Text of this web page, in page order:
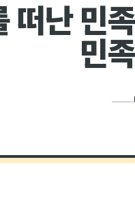
떠난 민
민